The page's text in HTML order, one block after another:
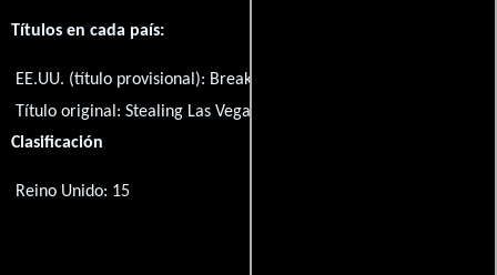
Títulos en cada país:
EE.UU. (título provisional): Break the House
Título original:Stealing Las Vegas
Clasificación
Reino Unido: 15